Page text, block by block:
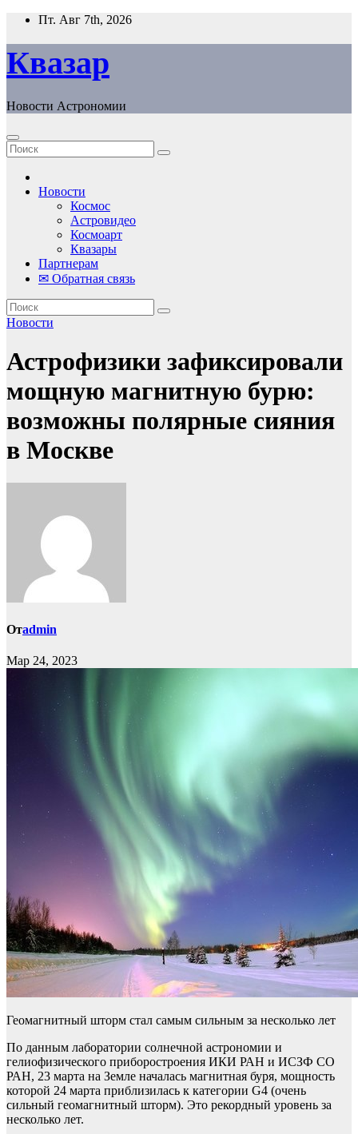
Перейти
содержанию
Пт. Авг 7th, 2026
Квазар
Новости Астрономии
Новости
Космос
Астровидео
Космоарт
Квазары
Партнерам
✉ Обратная связь
Новости
Астрофизики зафиксировали
мощную магнитную бурю:
возможны полярные сияния
в Москве
Отadmin
Мар 24, 2023
Геомагнитный шторм стал самым сильным за несколько лет
По данным лаборатории солнечной астрономии и
гелиофизического приборостроения ИКИ РАН и ИСЗФ СО
РАН, 23 марта на Земле началась магнитная буря, мощность
которой 24 марта приблизилась к категории G4 (очень
сильный геомагнитный шторм). Это рекордный уровень за
несколько лет.